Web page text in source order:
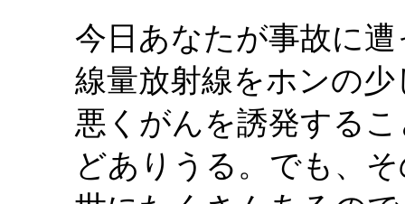
今日あなたが事故に
線量放射線をホンの
悪くがんを誘発する
どありうる。でも、